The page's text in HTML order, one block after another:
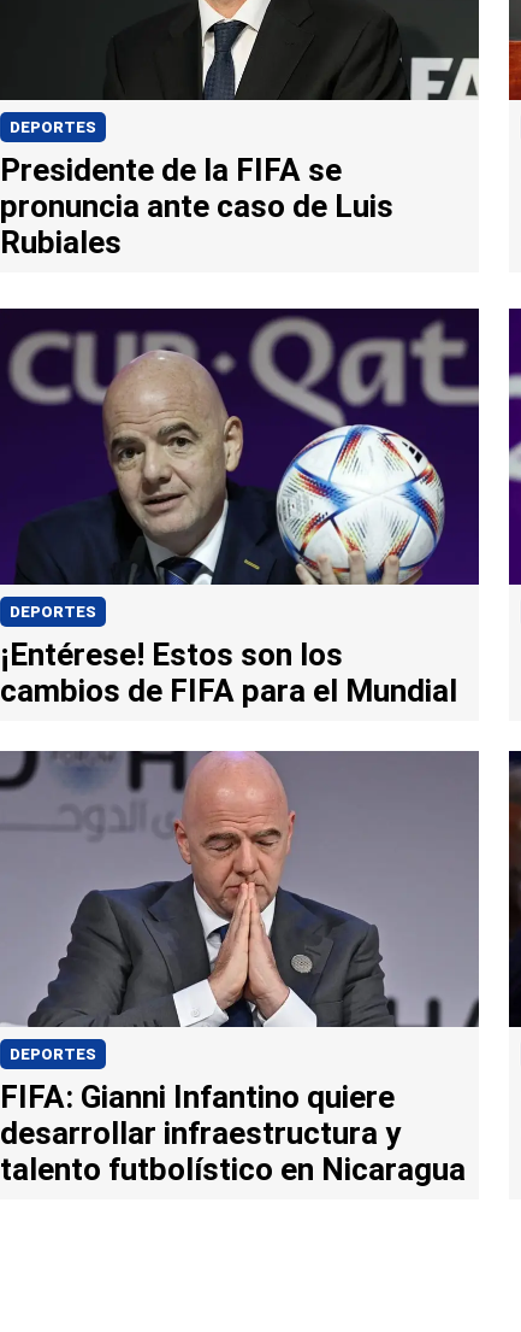
DEPORTES
Presidente de la FIFA se
pronuncia ante caso de Luis
Rubiales
DEPORTES
¡Entérese! Estos son los
cambios de FIFA para el Mundial
DEPORTES
FIFA: Gianni Infantino quiere
desarrollar infraestructura y
talento futbolístico en Nicaragua